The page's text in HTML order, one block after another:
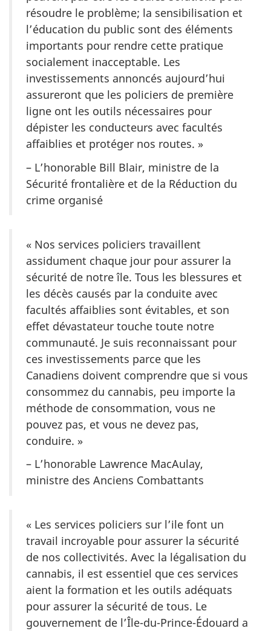
résoudre le problème; la sensibilisation et
l’éducation du public sont des éléments
importants pour rendre cette pratique
socialement inacceptable. Les
investissements annoncés aujourd’hui
assureront que les policiers de première
ligne ont les outils nécessaires pour
dépister les conducteurs avec facultés
affaiblies et protéger nos routes. »
– L’honorable Bill Blair, ministre de la
Sécurité frontalière et de la Réduction du
crime organisé
« Nos services policiers travaillent
assidument chaque jour pour assurer la
sécurité de notre île. Tous les blessures et
les décès causés par la conduite avec
facultés affaiblies sont évitables, et son
effet dévastateur touche toute notre
communauté. Je suis reconnaissant pour
ces investissements parce que les
Canadiens doivent comprendre que si vous
consommez du cannabis, peu importe la
méthode de consommation, vous ne
pouvez pas, et vous ne devez pas,
conduire. »
– L’honorable Lawrence MacAulay,
ministre des Anciens Combattants
« Les services policiers sur l’ile font un
travail incroyable pour assurer la sécurité
de nos collectivités. Avec la légalisation du
cannabis, il est essentiel que ces services
aient la formation et les outils adéquats
pour assurer la sécurité de tous. Le
gouvernement de l’Île-du-Prince-Édouard a